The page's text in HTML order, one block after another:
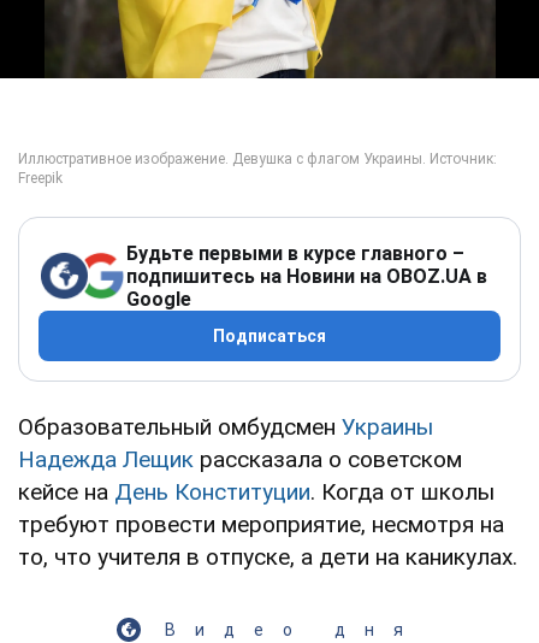
Будьте первыми в курсе главного –
подпишитесь на Новини на OBOZ.UA в
Google
Подписаться
Образовательный омбудсмен Украины
Надежда Лещик рассказала о советском
кейсе на День Конституции. Когда от школы
требуют провести мероприятие, несмотря на
то, что учителя в отпуске, а дети на каникулах.
Видео дня